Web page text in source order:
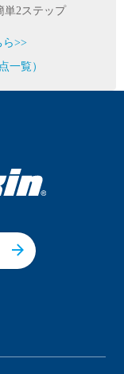
2ステップ
ら>>
一覧）